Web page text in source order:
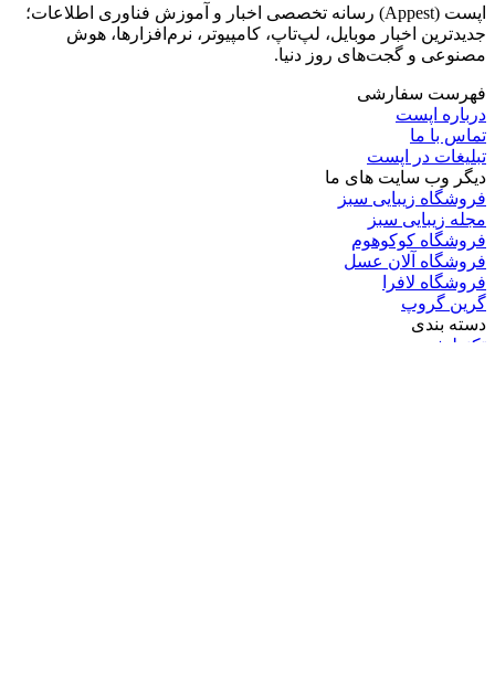
اپست (Appest) رسانه تخصصی اخبار و آموزش فناوری اطلاعات؛
جدیدترین اخبار موبایل، لپ‌تاپ، کامپیوتر، نرم‌افزارها، هوش
مصنوعی و گجت‌های روز دنیا.
فهرست سفارشی
درباره اپست
تماس با ما
تبلیغات در اپست
دیگر وب سایت های ما
فروشگاه زیبایی سبز
مجله زیبایی سبز
فروشگاه کوکوهوم
فروشگاه آلان عسل
فروشگاه لافرا
گرین گروپ
دسته بندی
تکنولوژی